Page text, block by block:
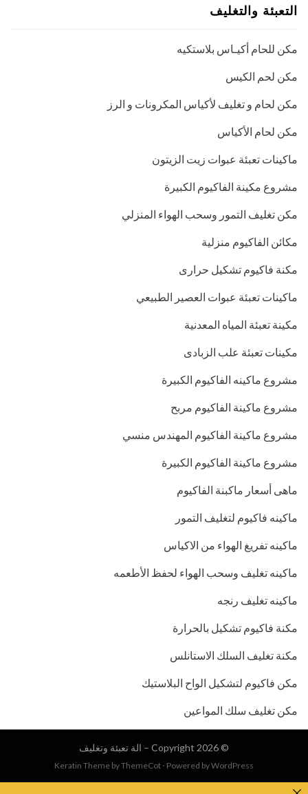
التعبئة والتغليف
مكن للحام أكيـاس بلاستكيه
مكن لحم الكيس
مكن لحام و تغليف لأكياس المكرونات و الرز
مكن لحام الأكياس
ماكينات تعبئة عبوات زيت الزيتون
مشروع مكينة الفاكيوم الكبيرة
مكن تغليف التمور وسحب الهواء المنزلي
مكائن الفاكيوم منزلية
مكنة فاكيوم تشكيل حرارى
ماكينات تعبئة عبوات العصير الطبيعي
مكينة تعبئة المياه المعدنية
مكينات تعبئة علب الزبادى
مشروع ماكينه الفاكيوم الكبيرة
مشروع ماكينة الفاكيوم مربح
مشروع ماكينة الفاكيوم المهندس منسي
مشروع ماكينة الفاكيوم الكبيرة
ماهى أسعار ماكبنة الفاكيوم
ماكينه فاكيوم لتغليف التمور
ماكينه تفريغ الهواء من الاكياس
ماكينه تغليف وسحب الهواء لحفظ الأطعمه
ماكينه تغليف رنجه
مكنة فاكيوم تشكيل بالحرارة
مكنة تغليف السلك الاستانلس
مكن فاكيوم لتشكيل الواح البلاستيك
مكن تغليف سلك المواعين
© Copyright 2026 – الة تعبئة وتغليف
Keratin Theme byThemeCot ⋅ Powered byWordPress